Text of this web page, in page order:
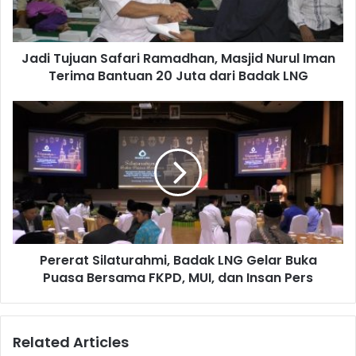
Pada kegiatan Safari Ramadhan ini LAZ Yaumil
menyalurkan ratusan paket sembako bagi warga pesisir,
serta bantuan dana operasional untuk masjid di Tihi-Tihi,
Selangan, dan Melahing. Bantuan diserahkan secara
simbolis oleh Ketua LAZ Yaumil Padang Wikar Hapsoro.
Iman
Terima
Bantuan
Badak
Jadi Tujuan Safari Ramadhan, Masjid Nurul Iman
Terima Bantuan 20 Juta dari Badak LNG
Pererat
Badak
Gelar
Puasa
Bersama
FKPD,
Pererat Silaturahmi, Badak LNG Gelar Buka
Puasa Bersama FKPD, MUI, dan Insan Pers
Related Articles